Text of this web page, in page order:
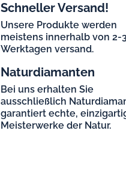
Schneller Versand!
Unsere Produkte werden
meistens innerhalb von 2-3
Werktagen versand.
Naturdiamanten
Bei uns erhalten Sie
ausschließlich
garantiert echte,
Meisterwerke der Natur.